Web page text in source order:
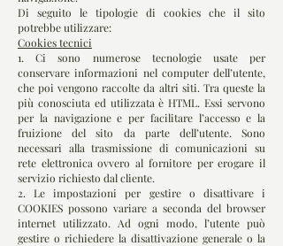
Di seguito le tipologie di cookies che il sito
potrebbe utilizzare:
Cookies tecnici
1. Ci sono numerose tecnologie usate per
conservare informazioni nel computer dell’utente,
che poi vengono raccolte da altri siti. Tra queste la
più conosciuta ed utilizzata è HTML. Essi servono
per la navigazione e per facilitare l’accesso e la
fruizione del sito da parte dell’utente. Sono
necessari alla trasmissione di comunicazioni su
rete elettronica ovvero al fornitore per erogare il
servizio richiesto dal cliente.
2. Le impostazioni per gestire o disattivare i
COOKIES possono variare a seconda del browser
internet utilizzato. Ad ogni modo, l’utente può
gestire o richiedere la disattivazione generale o la